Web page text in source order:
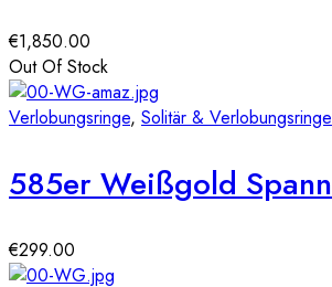
€1,850.00
Out Of Stock
Verlobungsringe, Solitär & Verlobungsringe
€299.00